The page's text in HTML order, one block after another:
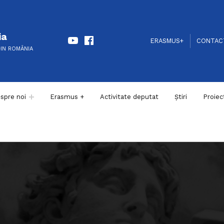
ROMÂNIA
SOCIAL LINKS
YoutubeFacebook
ERASMUS+
noi Erasmus + Activitate deputat Știri